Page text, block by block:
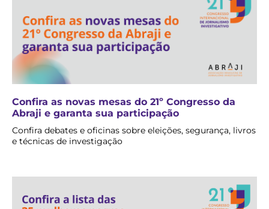
Confira as novas mesas do 21º Congresso da
Abraji e garanta sua participação
Confira debates e oficinas sobre eleições, segurança, livros
e técnicas de investigação